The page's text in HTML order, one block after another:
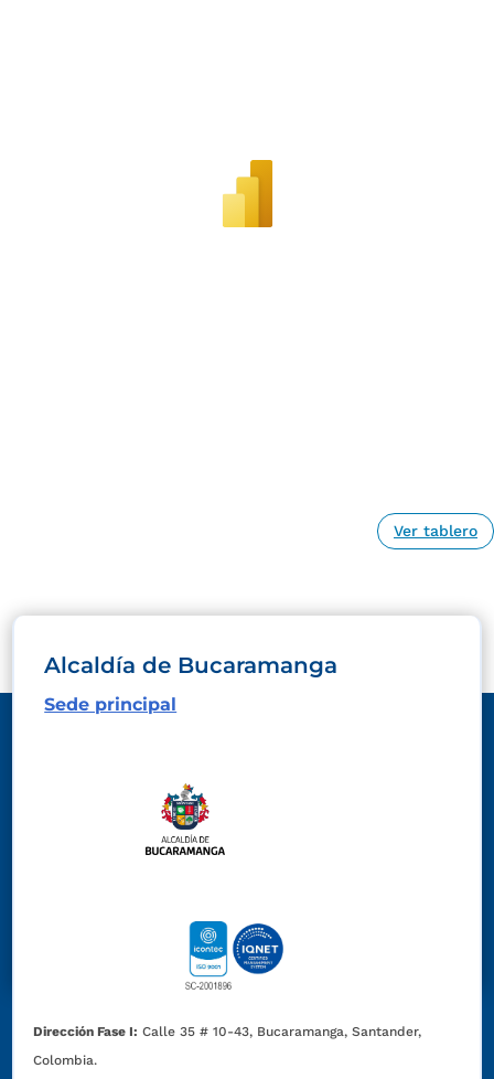
Ver tablero
Alcaldía de Bucaramanga
Sede principal
Dirección Fase I: Calle 35 # 10-43, Bucaramanga, Santander,
Colombia.